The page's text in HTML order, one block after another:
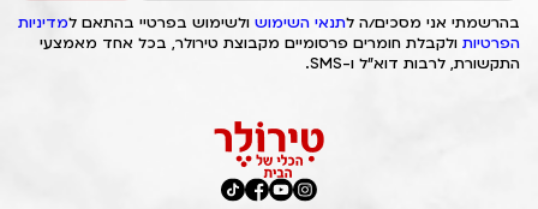
בהרשמתי אני מסכים/ה לתנאי השימוש ולשימוש בפרטיי בהתאם למדיניות
הפרטיות ולקבלת חומרים פרסומיים מקבוצת טירולר, בכל אחד מאמצעי
התקשורת, לרבות דוא"ל ו-SMS.